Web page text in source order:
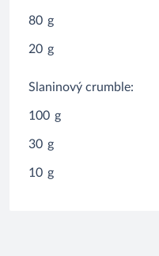
80 g
20 g
Slaninový crumble:
100 g
30 g
10 g